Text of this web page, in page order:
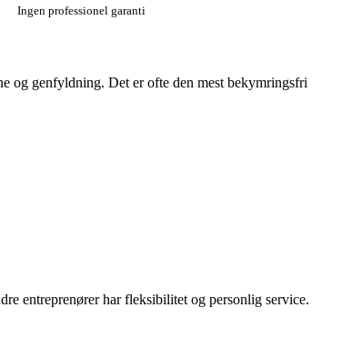
Ingen professionel garanti
og genfyldning. Det er ofte den mest bekymringsfri
entreprenører har fleksibilitet og personlig service.